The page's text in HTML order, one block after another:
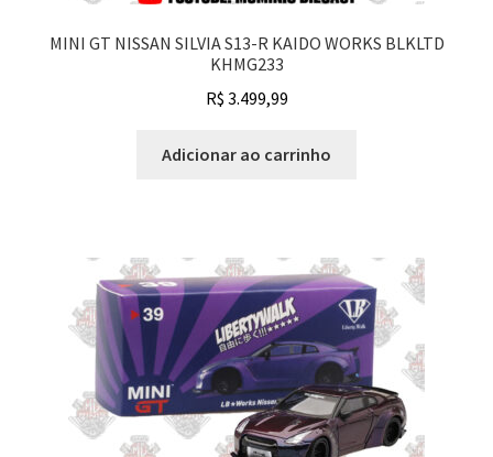
MINI GT NISSAN SILVIA S13-R KAIDO WORKS BLKLTD
KHMG233
R$ 3.499,99
Adicionar ao carrinho